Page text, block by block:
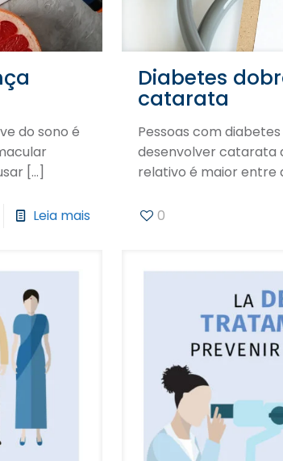
do sono é
[…]
Leia mais
Diabetes
catarata
Pessoas com
desenvolver catarata
relativo é maior entre
0